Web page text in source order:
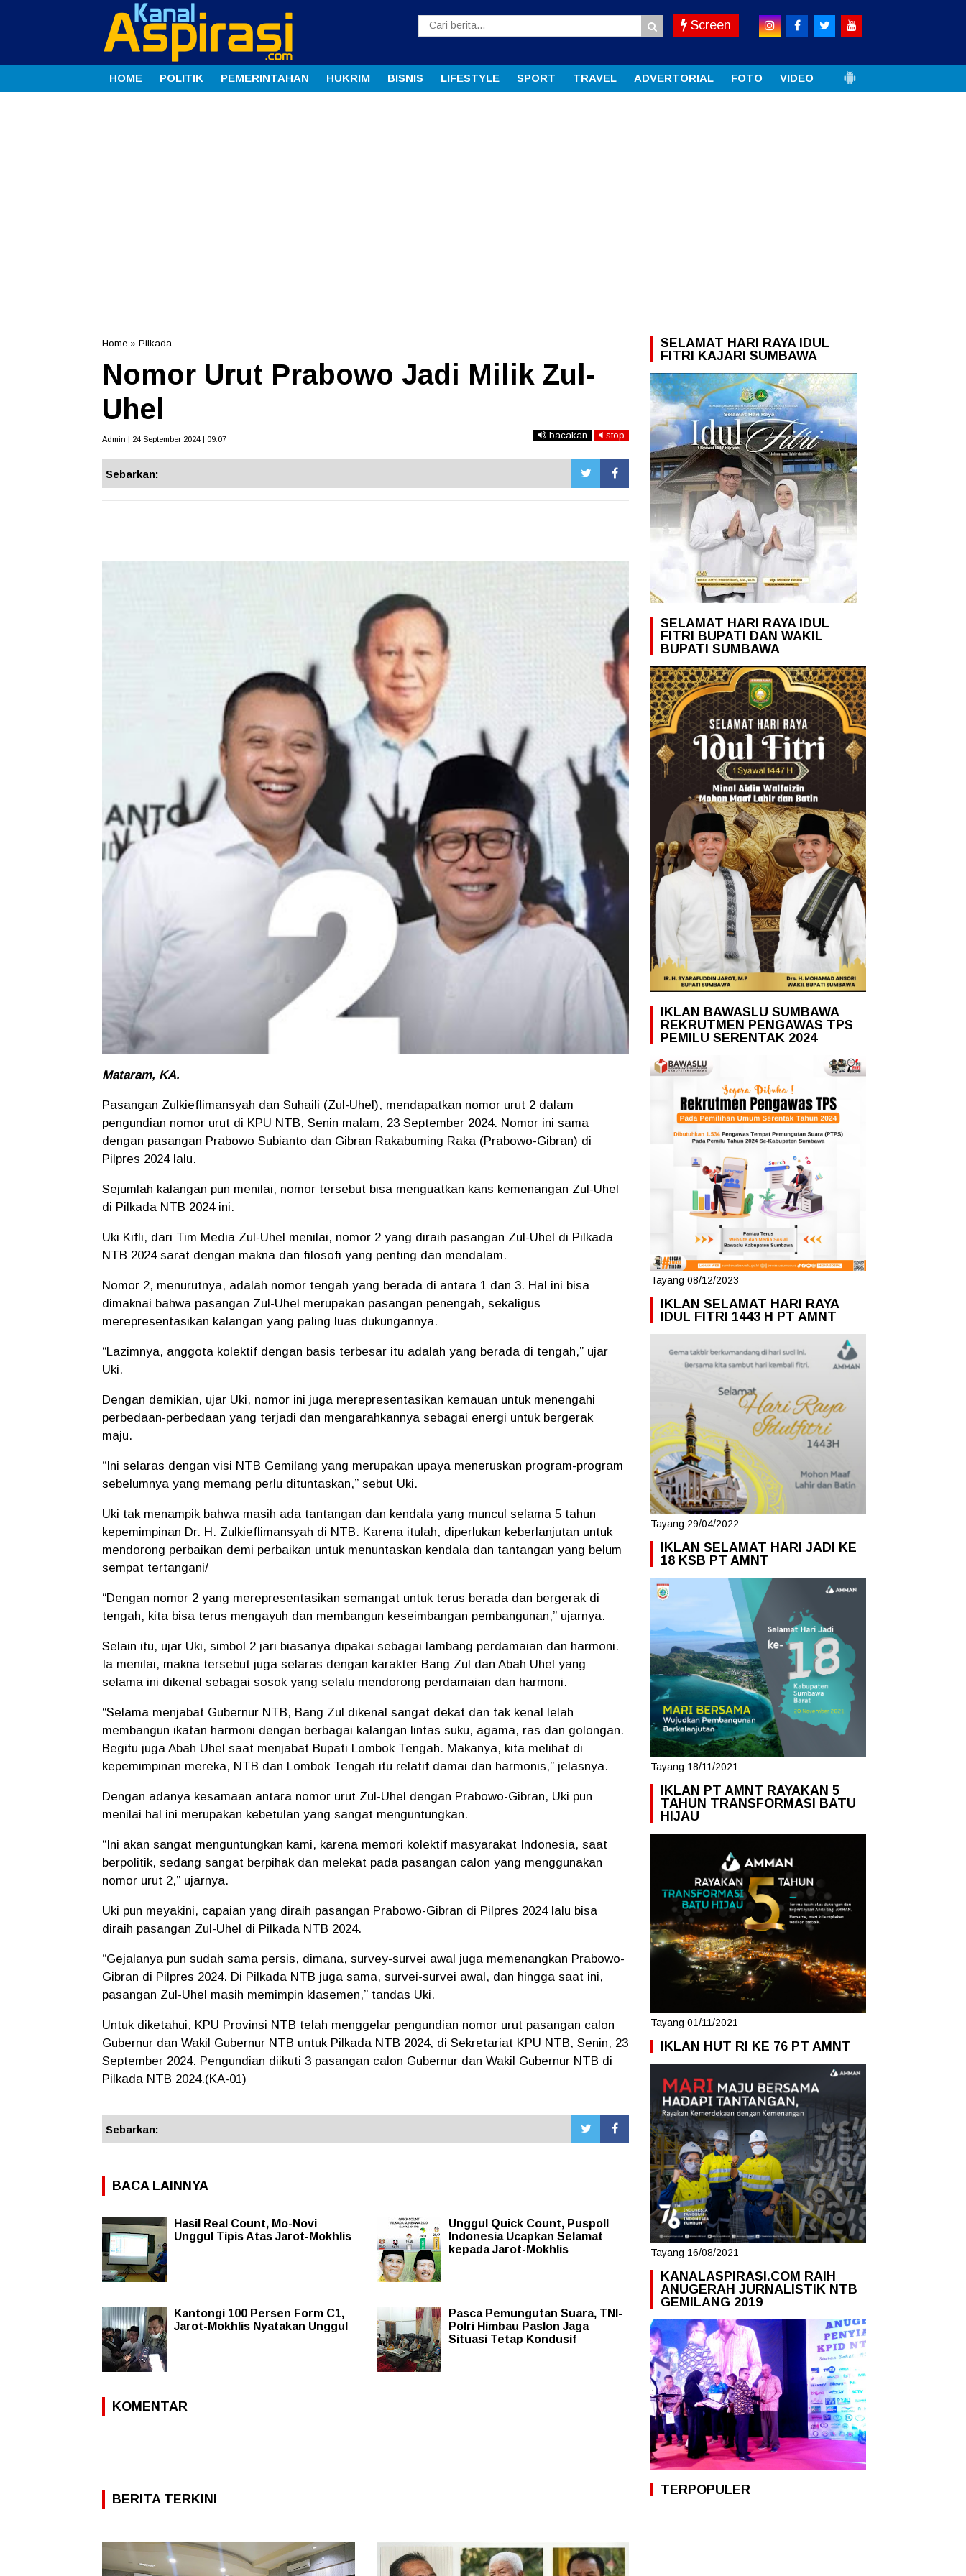
Screen
HOME POLITIK PEMERINTAHAN HUKRIM BISNIS LIFESTYLE SPORT TRAVEL ADVERTORIAL FOTO VIDEO
Home » Pilkada
Nomor Urut Prabowo Jadi Milik Zul-
Uhel
Admin | 24 September 2024 | 09:07 bacakan stop
Sebarkan:
Mataram, KA.
Pasangan Zulkieflimansyah dan Suhaili (Zul-Uhel), mendapatkan nomor urut 2 dalam
pengundian nomor urut di KPU NTB, Senin malam, 23 September 2024. Nomor ini sama
dengan pasangan Prabowo Subianto dan Gibran Rakabuming Raka (Prabowo-Gibran) di
Pilpres 2024 lalu.
Sejumlah kalangan pun menilai, nomor tersebut bisa menguatkan kans kemenangan Zul-Uhel
di Pilkada NTB 2024 ini.
Uki Kifli, dari Tim Media Zul-Uhel menilai, nomor 2 yang diraih pasangan Zul-Uhel di Pilkada
NTB 2024 sarat dengan makna dan filosofi yang penting dan mendalam.
Nomor 2, menurutnya, adalah nomor tengah yang berada di antara 1 dan 3. Hal ini bisa
dimaknai bahwa pasangan Zul-Uhel merupakan pasangan penengah, sekaligus
merepresentasikan kalangan yang paling luas dukungannya.
“Lazimnya, anggota kolektif dengan basis terbesar itu adalah yang berada di tengah,” ujar
Uki.
Dengan demikian, ujar Uki, nomor ini juga merepresentasikan kemauan untuk menengahi
perbedaan-perbedaan yang terjadi dan mengarahkannya sebagai energi untuk bergerak
maju.
“Ini selaras dengan visi NTB Gemilang yang merupakan upaya meneruskan program-program
sebelumnya yang memang perlu dituntaskan,” sebut Uki.
Uki tak menampik bahwa masih ada tantangan dan kendala yang muncul selama 5 tahun
kepemimpinan Dr. H. Zulkieflimansyah di NTB. Karena itulah, diperlukan keberlanjutan untuk
mendorong perbaikan demi perbaikan untuk menuntaskan kendala dan tantangan yang belum
sempat tertangani/
“Dengan nomor 2 yang merepresentasikan semangat untuk terus berada dan bergerak di
tengah, kita bisa terus mengayuh dan membangun keseimbangan pembangunan,” ujarnya.
Selain itu, ujar Uki, simbol 2 jari biasanya dipakai sebagai lambang perdamaian dan harmoni.
Ia menilai, makna tersebut juga selaras dengan karakter Bang Zul dan Abah Uhel yang
selama ini dikenal sebagai sosok yang selalu mendorong perdamaian dan harmoni.
“Selama menjabat Gubernur NTB, Bang Zul dikenal sangat dekat dan tak kenal lelah
membangun ikatan harmoni dengan berbagai kalangan lintas suku, agama, ras dan golongan.
Begitu juga Abah Uhel saat menjabat Bupati Lombok Tengah. Makanya, kita melihat di
kepemimpinan mereka, NTB dan Lombok Tengah itu relatif damai dan harmonis,” jelasnya.
Dengan adanya kesamaan antara nomor urut Zul-Uhel dengan Prabowo-Gibran, Uki pun
menilai hal ini merupakan kebetulan yang sangat menguntungkan.
“Ini akan sangat menguntungkan kami, karena memori kolektif masyarakat Indonesia, saat
berpolitik, sedang sangat berpihak dan melekat pada pasangan calon yang menggunakan
nomor urut 2,” ujarnya.
Uki pun meyakini, capaian yang diraih pasangan Prabowo-Gibran di Pilpres 2024 lalu bisa
diraih pasangan Zul-Uhel di Pilkada NTB 2024.
“Gejalanya pun sudah sama persis, dimana, survey-survei awal juga memenangkan Prabowo-
Gibran di Pilpres 2024. Di Pilkada NTB juga sama, survei-survei awal, dan hingga saat ini,
pasangan Zul-Uhel masih memimpin klasemen,” tandas Uki.
Untuk diketahui, KPU Provinsi NTB telah menggelar pengundian nomor urut pasangan calon
Gubernur dan Wakil Gubernur NTB untuk Pilkada NTB 2024, di Sekretariat KPU NTB, Senin, 23
September 2024. Pengundian diikuti 3 pasangan calon Gubernur dan Wakil Gubernur NTB di
Pilkada NTB 2024.(KA-01)
Sebarkan:
BACA LAINNYA
Hasil Real Count, Mo-Novi
Unggul Tipis Atas Jarot-Mokhlis
Unggul Quick Count, Puspoll
Indonesia Ucapkan Selamat
kepada Jarot-Mokhlis
Kantongi 100 Persen Form C1,
Jarot-Mokhlis Nyatakan Unggul
Pasca Pemungutan Suara, TNI-
Polri Himbau Paslon Jaga
Situasi Tetap Kondusif
KOMENTAR
BERITA TERKINI
SELAMAT HARI RAYA IDUL
FITRI KAJARI SUMBAWA
SELAMAT HARI RAYA IDUL
FITRI BUPATI DAN WAKIL
BUPATI SUMBAWA
IKLAN BAWASLU SUMBAWA
REKRUTMEN PENGAWAS TPS
PEMILU SERENTAK 2024
Tayang 08/12/2023
IKLAN SELAMAT HARI RAYA
IDUL FITRI 1443 H PT AMNT
Tayang 29/04/2022
IKLAN SELAMAT HARI JADI KE
18 KSB PT AMNT
Tayang 18/11/2021
IKLAN PT AMNT RAYAKAN 5
TAHUN TRANSFORMASI BATU
HIJAU
Tayang 01/11/2021
IKLAN HUT RI KE 76 PT AMNT
Tayang 16/08/2021
KANALASPIRASI.COM RAIH
ANUGERAH JURNALISTIK NTB
GEMILANG 2019
TERPOPULER